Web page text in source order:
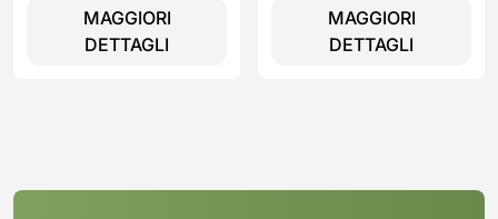
MAGGIORI
DETTAGLI
MAGGIORI
DETTAGLI